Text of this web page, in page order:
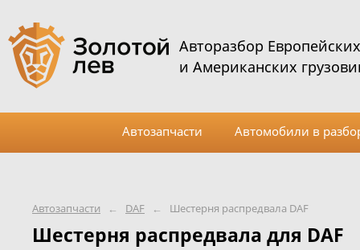
Автозапчасти ← DAF ← Шестерня распредвала DAF
Шестерня распредвала для DAF
Авторазбор Европейских
и Американских
Автозапчасти Автомобили в